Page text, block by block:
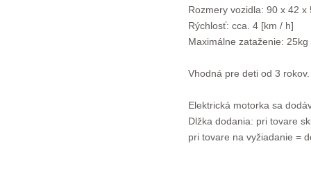
Rozmery vozidla: 90 x 42 x
Rýchlosť: cca. 4 [km / h]
Maximálne zataženie: 25kg
Vhodná pre deti od 3 rokov.
Elektrická motorka sa
Dlžka dodania: pri tovare
pri tovare na vyžiadanie =